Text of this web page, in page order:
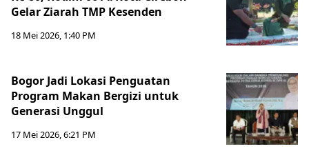
Gelar Ziarah TMP Kesenden
18 Mei 2026, 1:40 PM
Bogor Jadi Lokasi Penguatan
Program Makan Bergizi untuk
Generasi Unggul
17 Mei 2026, 6:21 PM